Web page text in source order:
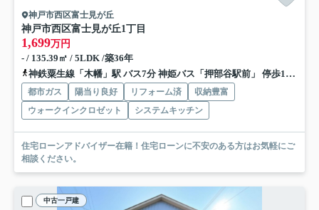
神戸市西区富士見が丘
神戸市西区富士見が丘1丁目
1,699万円
- / 135.39㎡ / 5LDK /築36年
神鉄粟生線「木幡」駅 バス7分 神姫バス「押部谷駅前」 停歩10分
都市ガス 陽当り良好 リフォーム済
収納豊富
ウォークインクロゼット
システムキッチン
住宅ローンアドバイザー在籍！住宅ローンに不安のある方はお気軽にご
相談ください。
中古一戸建